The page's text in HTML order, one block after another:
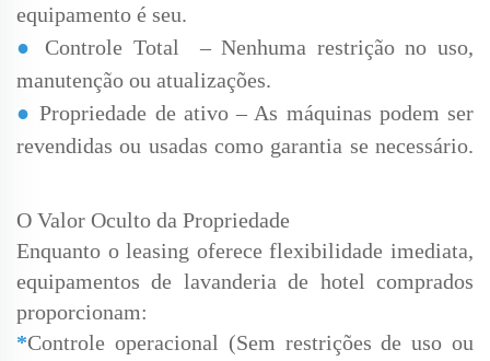
equipamento é seu.
●
Controle Total
– Nenhuma restrição no uso,
manutenção ou atualizações.
● Propriedade de ativo – As máquinas podem ser
revendidas ou usadas como garantia se necessário.
O Valor Oculto da Propriedade
Enquanto o leasing oferece flexibilidade imediata,
equipamentos de lavanderia de hotel comprados
proporcionam:
*Controle operacional (Sem restrições de uso ou